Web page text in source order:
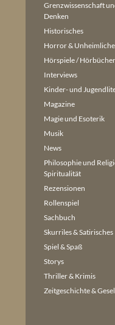
Grenzwissenschaft
Denken
Historisches
Horror &
Hörspiele / Hörbücher
Interviews
Kinder- und
Magazine
Magie und Esoterik
Musik
News
Philosophie und
Spiritualität
Rezensionen
Rollenspiel
Sachbuch
Skurriles & Satirisches
Spiel & Spaß
Storys
Thriller & Krimis
Zeitgeschichte &